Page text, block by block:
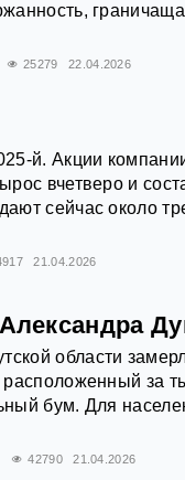
25279 22.04.2026
й. Акции
вчетверо и
сейчас около
21.04.2026
области
расположенный за
бум. Для
42790 21.04.2026